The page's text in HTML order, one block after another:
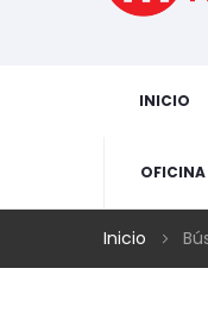
INICIO
OFICINA
Inicio